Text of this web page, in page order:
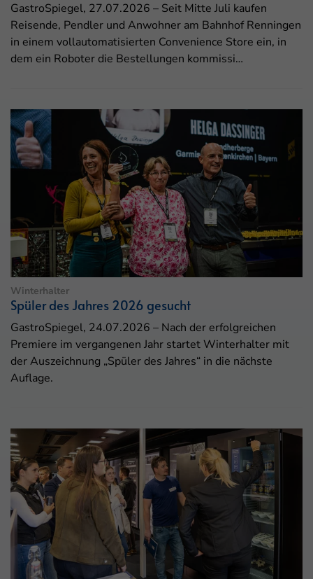
GastroSpiegel, 27.07.2026 – Seit Mitte Juli kaufen
Reisende, Pendler und Anwohner am Bahnhof Renningen
in einem vollautomatisierten Convenience Store ein, in
dem ein Roboter die Bestellungen kommissi…
Winterhalter
Spüler des Jahres 2026 gesucht
GastroSpiegel, 24.07.2026 – Nach der erfolgreichen
Premiere im vergangenen Jahr startet Winterhalter mit
der Auszeichnung „Spüler des Jahres“ in die nächste
Auflage.